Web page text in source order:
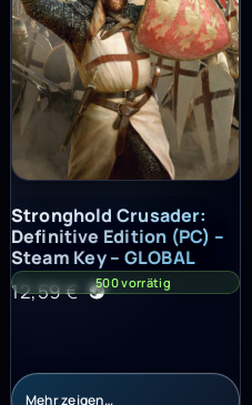
(PC) – Steam Key – GLOBAL
Stronghold Crusader: Definitive
Stronghold Crusader:
Definitive Edition (PC) –
Steam Key – GLOBAL
12,59€ 500 vorrätig
Mehr zeigen…